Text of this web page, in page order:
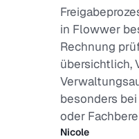
in Flowwer
Rechnung
übersichtlich,
besonders
oder
Nicole